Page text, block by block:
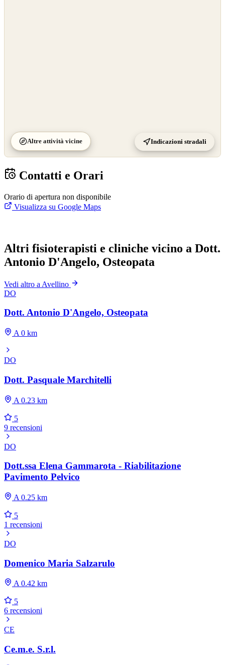
Altre attività vicine Indicazioni stradali
Contatti e Orari
Orario di apertura non disponibile
Visualizza su Google Maps
Altri fisioterapisti e cliniche vicino a Dott.
Antonio D'Angelo, Osteopata
Vedi altro a Avellino
DO
Dott. Antonio D'Angelo, Osteopata
A 0 km
DO
Dott. Pasquale Marchitelli
A 0.23 km
5
9 recensioni
DO
Dott.ssa Elena Gammarota - Riabilitazione
Pavimento Pelvico
A 0.25 km
5
1 recensioni
DO
Domenico Maria Salzarulo
A 0.42 km
5
6 recensioni
CE
Ce.m.e. S.r.l.